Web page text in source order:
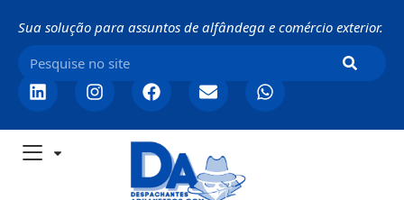
Sua solução para assuntos de alfândega e comércio exterior.